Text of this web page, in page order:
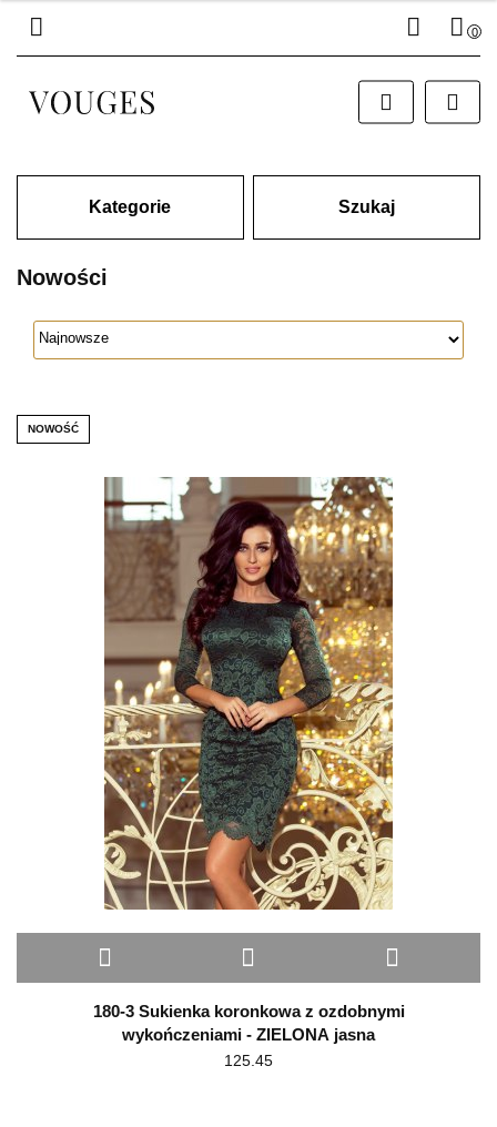
Zaloguj się
Zarejestruj się
0
Kategorie Szukaj
Nowości
NOWOŚĆ
180-3 Sukienka koronkowa z ozdobnymi
wykończeniami - ZIELONA jasna
125.45